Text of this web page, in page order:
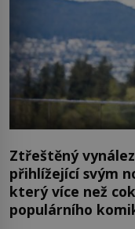
Ztřeštěný
přihlížející svým
který více než
populárního